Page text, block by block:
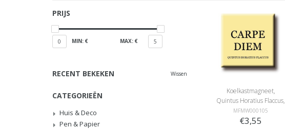
PRIJS
0 MIN: € MAX: € 5
RECENT BEKEKEN Wissen
CATEGORIEËN
Huis & Deco
Pen & Papier
Koelkastmagneet,
Quintus Horatius Flaccus,
Carpe Diem
MFMW000105
€3,55